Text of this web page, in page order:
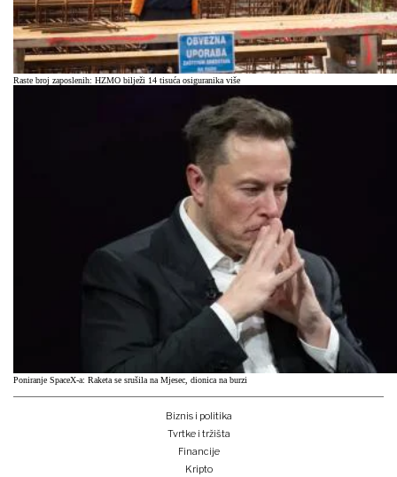
Raste broj zaposlenih: HZMO bilježi 14 tisuća osiguranika više
Poniranje SpaceX-a: Raketa se srušila na Mjesec, dionica na burzi
Biznis i politika
Tvrtke i tržišta
Financije
Kripto